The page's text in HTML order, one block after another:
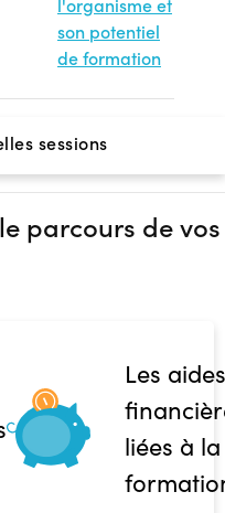
l'organisme et
son potentiel
de formation
sessions
parcours de vos
Les aides
liées à la